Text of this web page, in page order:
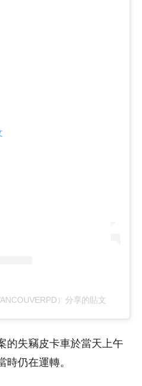
）分享的貼文
的失竊皮卡車於當天上午
仍在運轉。